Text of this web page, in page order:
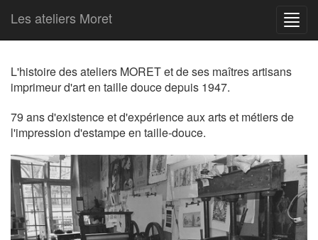
Les ateliers Moret
L'histoire des ateliers MORET et de ses maîtres artisans
imprimeur d'art en taille douce depuis 1947.
79 ans d'existence et d'expérience aux arts et métiers de
l'impression d'estampe en taille-douce.